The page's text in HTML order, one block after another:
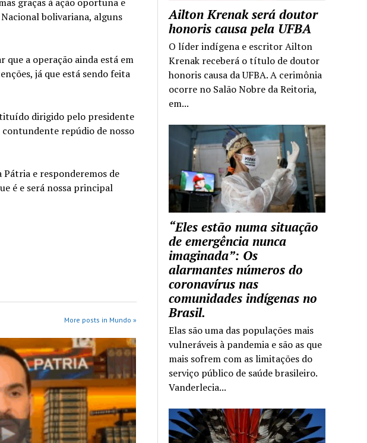
bolivariana, alguns
que a operação ainda está em
já que está sendo feita
dirigido pelo presidente
contundente repúdio de nosso
e responderemos de
é e será nossa principal
More posts in Mundo »
Ailton Krenak será doutor
honoris causa pela UFBA
O líder indígena e escritor Ailton
Krenak receberá o título de doutor
honoris causa da UFBA. A cerimônia
ocorre no Salão Nobre da Reitoria,
em...
“Eles estão numa situação
de emergência nunca
imaginada”: Os
alarmantes números do
coronavírus nas
comunidades indígenas no
Brasil.
Elas são uma das populações mais
vulneráveis à pandemia e são as que
mais sofrem com as limitações do
serviço público de saúde brasileiro.
Vanderlecia...